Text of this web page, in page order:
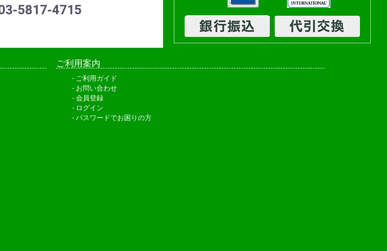
5817-4715
ご利用案内
ご利用ガイド
お問い合わせ
会員登録
ログイン
パスワードでお困りの方